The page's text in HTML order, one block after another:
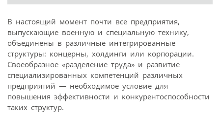
В настоящий момент почти все предприятия,
выпускающие военную и специальную технику,
объединены в различные интегрированные
структуры: концерны, холдинги или корпорации.
Своеобразное «разделение труда» и развитие
специализированных компетенций различных
предприятий — необходимое условие для
повышения эффективности и конкурентоспособности
таких структур.